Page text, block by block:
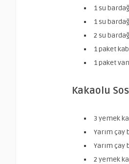
1 su
1 su
2 su
1 paket
1 paket
Kakaolu
3 yemek
Yarım çay
Yarım çay
2 yemek